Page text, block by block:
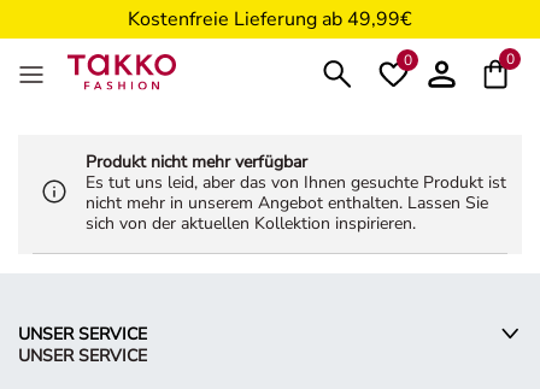
Kostenfreie Lieferung ab 49,99€
5€ Gutschein nach Registrierung*
0 0
Produkt nicht mehr verfügbar
Es tut uns leid, aber das von Ihnen gesuchte Produkt ist
nicht mehr in unserem Angebot enthalten. Lassen Sie
sich von der aktuellen Kollektion inspirieren.
UNSER SERVICE
UNSER SERVICE